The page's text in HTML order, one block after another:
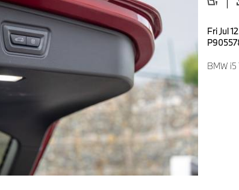
Fri Jul
BMW